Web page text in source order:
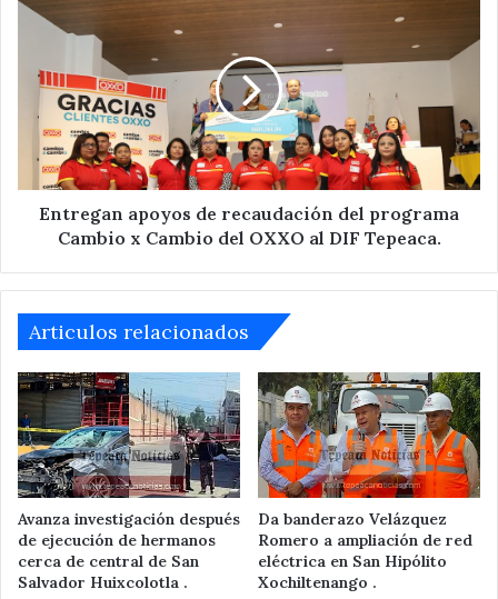
Juárez.
apoyos
recaudación
programa
Cambio
Cambio
Entregan apoyos de recaudación del programa
Cambio x Cambio del OXXO al DIF Tepeaca.
Articulos relacionados
Avanza investigación después
de ejecución de hermanos
cerca de central de San
Salvador Huixcolotla .
Da banderazo Velázquez
Romero a ampliación de red
eléctrica en San Hipólito
Xochiltenango .